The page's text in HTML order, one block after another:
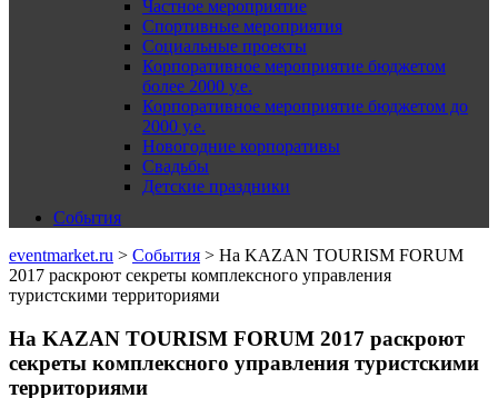
Частное мероприятие
Спортивные мероприятия
Социальные проекты
Корпоративное мероприятие бюджетом
более 2000 у.е.
Корпоративное мероприятие бюджетом до
2000 у.е.
Новогодние корпоративы
Свадьбы
Детские праздники
События
eventmarket.ru > События > На KAZAN TOURISM FORUM
2017 раскроют секреты комплексного управления
туристскими территориями
На KAZAN TOURISM FORUM 2017 раскроют
секреты комплексного управления туристскими
территориями